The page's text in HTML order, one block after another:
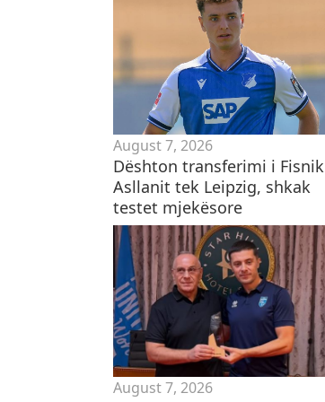
August 7, 2026
Dështon transferimi i Fisnik
Asllanit tek Leipzig, shkak
testet mjekësore
August 7, 2026